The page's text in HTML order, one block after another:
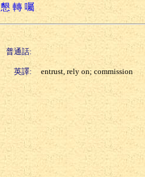
懇 轉 囑
普通話:
英譯: entrust, rely on; commission